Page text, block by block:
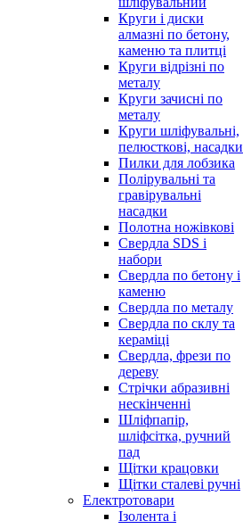
Круги і диски
алмазні по бетону,
каменю та плитці
Круги відрізні по
металу
Круги зачисні по
металу
Круги шліфувальні,
пелюсткові, насадки
Пилки для лобзика
Полірувальні та
гравірувальні
насадки
Полотна ножівкові
Свердла SDS і
набори
Свердла по бетону і
каменю
Свердла по металу
Свердла по склу та
кераміці
Свердла, фрези по
дереву
Стрічки абразивні
нескінченні
Шліфпапір,
шліфсітка, ручний
пад
Щітки крацовки
Щітки сталеві ручні
Електротовари
Ізолента і